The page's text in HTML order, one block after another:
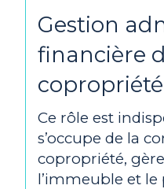
Gestion
financière
copropriété
Ce rôle est
s’occupe de la
copropriété,
l’immeuble et